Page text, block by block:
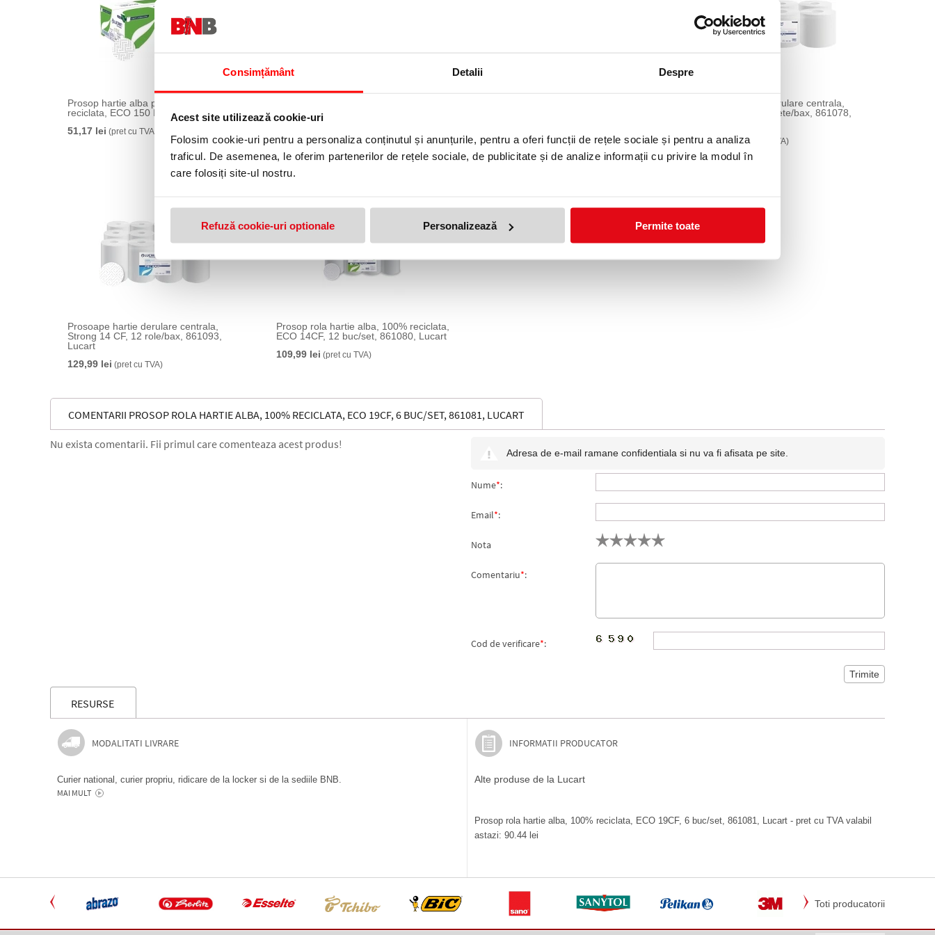
Consimțământ Detalii Despre
Acest site utilizează cookie-uri
Folosim cookie-uri pentru a personaliza conținutul și anunțurile, pentru a oferi funcții de rețele sociale și pentru a analiza
traficul. De asemenea, le oferim partenerilor de rețele sociale, de publicitate și de analize informații cu privire la modul în
care folosiți site-ul nostru.
Refuză cookie-uri optionale Personalizează Permite toate
Prosop hartie alba pe rola matic, 100%
reciclata, ECO 150 ID, 861061E, Lucart
51,17 lei (pret cu TVA)
celuloza, STRONG 155 ID, 861055E,
Lucart, 6 buc/set
319,99 lei(pret cu TVA)
179,99 lei(pret cu TVA)
Prosoape hartie derulare centrala,
Strong 19F, 6 pachete/bax, 861078,
109,99 lei(pret cu TVA)
Prosoape hartie derulare centrala,
Strong 14 CF, 12 role/bax, 861093,
Lucart
129,99 lei (pret cu TVA)
Prosop rola hartie alba, 100% reciclata,
ECO 14CF, 12 buc/set, 861080, Lucart
109,99 lei (pret cu TVA)
COMENTARII PROSOP ROLA HARTIE ALBA, 100% RECICLATA, ECO 19CF, 6 BUC/SET, 861081, LUCART
Nu exista comentarii. Fii primul care comenteaza acest produs!
Adresa de e-mail ramane confidentiala si nu va fi afisata pe site.
Nume*:
Email*:
Nota
Comentariu*:
Cod de verificare*:
RESURSE
MODALITATI LIVRARE
Curier national, curier propriu, ridicare de la locker si de la sediile BNB.
MAI MULT
INFORMATII PRODUCATOR
Alte produse de la Lucart
Prosop rola hartie alba, 100% reciclata, ECO 19CF, 6 buc/set, 861081, Lucart - pret cu TVA valabil
astazi: 90.44 lei
Toti producatorii